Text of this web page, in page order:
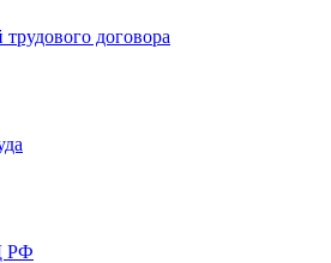
договора
РФ